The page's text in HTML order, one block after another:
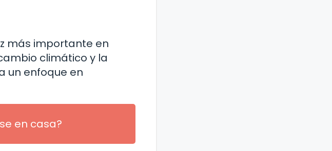
más importante en
climático y la
un enfoque en
en casa?